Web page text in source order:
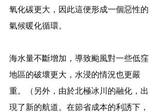
氧化碳更大，因此這便形成一個惡性的
氣候暖化循環。
海水量不斷增加，導致颱風對一些低窪
地區的破壞更大，水浸的情況也更嚴
重。（另外，由於北極冰川的融化，出
現了新的航道。在節省成本的利誘下，